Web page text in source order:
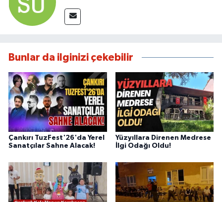
Bunlar da ilginizi çekebilir
Çankırı TuzFest'26'da Yerel
Sanatçılar Sahne Alacak!
Yüzyıllara Direnen Medrese
İlgi Odağı Oldu!